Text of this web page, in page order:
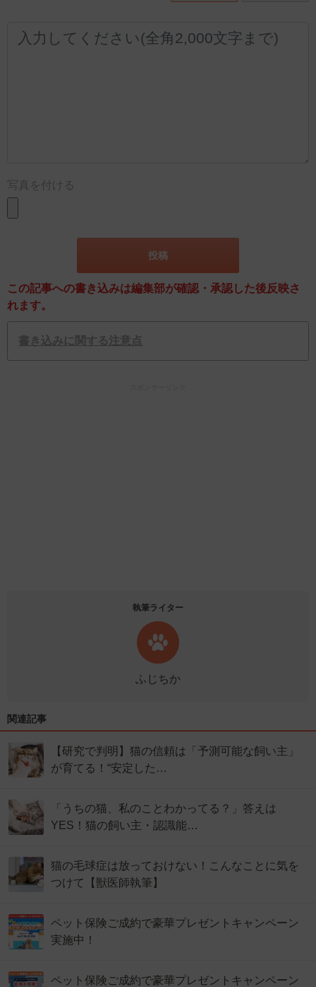
写真を付ける
この記事への書き込みは編集部が確認・承認した後反映さ
れます。
書き込みに関する注意点
執筆ライター
ふじちか
関連記事
【研究で判明】猫の信頼は「予測可能な飼い主」
が育てる！“安定した…
「うちの猫、私のことわかってる？」答えは
YES！猫の飼い主・認識能…
猫の毛球症は放っておけない！こんなことに気を
つけて【獣医師執筆】
ペット保険ご成約で豪華プレゼントキャンペーン
実施中！
ペット保険ご成約で豪華プレゼントキャンペーン